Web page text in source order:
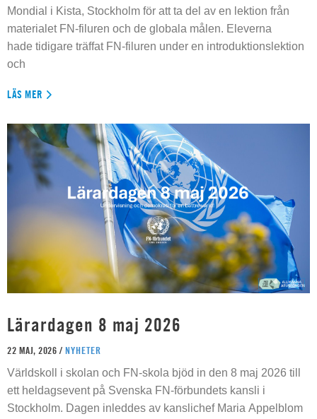
Mondial i Kista, Stockholm för att ta del av en lektion från
materialet FN-filuren och de globala målen. Eleverna
hade tidigare träffat FN-filuren under en introduktionslektion
och
LÄS MER
Lärardagen 8 maj 2026
22 MAJ, 2026 / NYHETER
Världskoll i skolan och FN-skola bjöd in den 8 maj 2026 till
ett heldagsevent på Svenska FN-förbundets kansli i
Stockholm. Dagen inleddes av kanslichef Maria Appelblom